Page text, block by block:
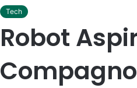
Tech
Robot